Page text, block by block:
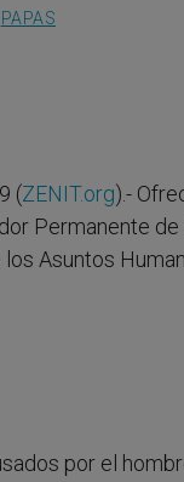
PAPAS
(ZENIT.org).-
Permanente
Asuntos
por el